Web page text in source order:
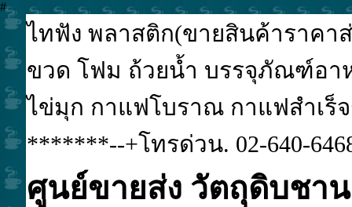
#
ไทฟัง พลาสติก(ขายสินค้าราค
ขวด โฟม ถ้วยน้ำ บรรจุภัณฑ์อา
ไข่มุก กาแฟโบราณ กาแฟสำเร็
*******--+โทรด่วน. 02-640-
ศูนย์ขายส่ง วัตถุดิบชา